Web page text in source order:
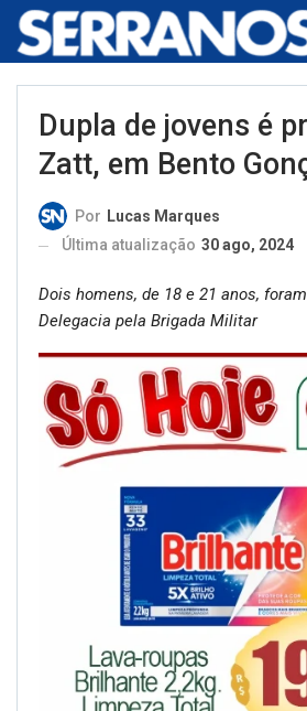
Dupla de jovens é
Zatt, em Bento
Por Lucas Marques
Última atualização 30 ago, 2024
Dois homens, de 18 e 21 anos,
Delegacia pela Brigada Militar